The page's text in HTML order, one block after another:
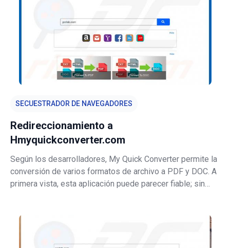
SECUESTRADOR DE NAVEGADORES
Redireccionamiento a
Hmyquickconverter.com
Según los desarrolladores, My Quick Converter permite la
conversión de varios formatos de archivo a PDF y DOC. A
primera vista, esta aplicación puede parecer fiable; sin
silenciosamente la configuració